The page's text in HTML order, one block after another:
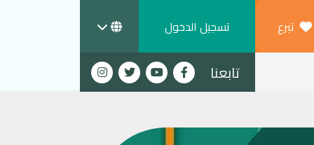
تبرع تسجيل الدخول
تابعنا